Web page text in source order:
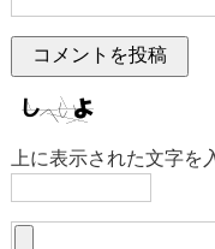
上に表示された文字を